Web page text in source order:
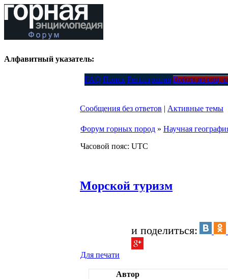
Алфавитный указатель:
FAQ Поиск Регистрация Войти из соц.
Сообщения без ответов | Активные темы
Форум горных пород » Научная
Часовой пояс: UTC
Морской туризм
и поделиться:
Для печати
Автор